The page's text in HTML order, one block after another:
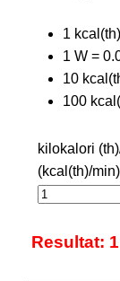
1
1 W =
10
100
kilokalori
(kcal(th)/min)
Resultat: